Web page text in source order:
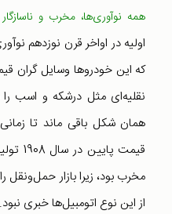
همه نوآوری‌ها، مخرب و
اولیه در اواخر قرن نوزدهم
که این خودروها وسایل گران
نقلیه‌ای مثل درشکه و اسب
قیمت
مخرب بود، زیرا بازار حمل‌ونقل
از این نوع اتومبیل‌ها خبری نبود.